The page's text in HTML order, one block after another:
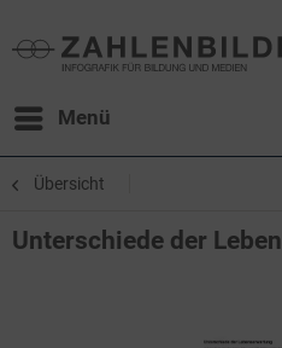
Menü
Übersicht
Unterschiede der